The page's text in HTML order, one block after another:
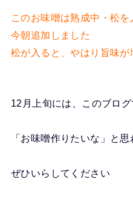
このお味噌は熟成中・松
今朝追加しました
松が入ると、やはり旨味が
12月上旬には、このブロ
「お味噌作りたいな」と
ぜひいらしてください